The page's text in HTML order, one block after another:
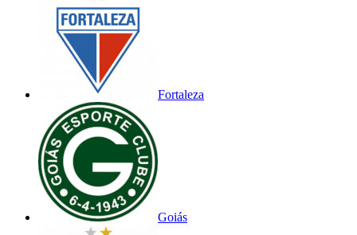
Fortaleza
Goiás